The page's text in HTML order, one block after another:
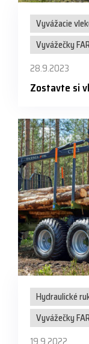
Vyvážacie
Vyvážečky
28.9.2023
Zostavte si
Hydraulické
Vyvážečky